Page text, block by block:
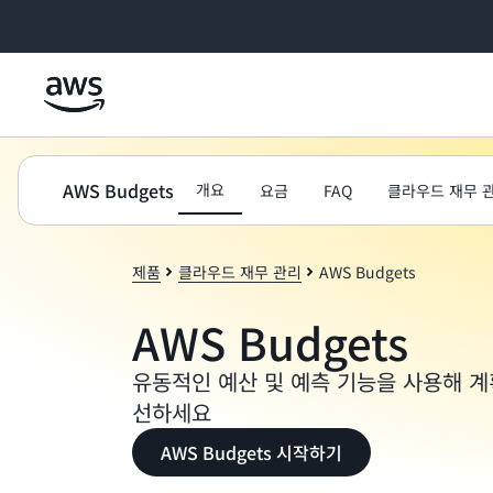
AWS Budgets 개요 요금 FAQ 클라우드 재무
제품 클라우드 재무 관리 AWS Budgets
AWS Budgets
유동적인 예산 및 예측 기능을 사용해
선하세요
AWS Budgets 시작하기